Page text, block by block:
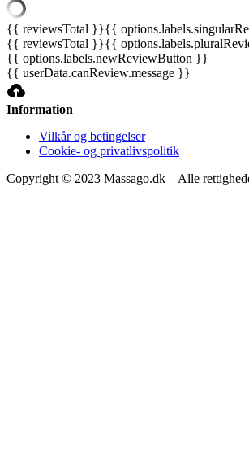
{{ reviewsTotal }}{{
{{ reviewsTotal }}{{
{{ options.labels.newReviewButton }}
{{ userData.canReview.message }}
Information
Vilkår og betingelser
Cookie- og privatlivspolitik
Copyright © 2023 Massago.dk – Alle